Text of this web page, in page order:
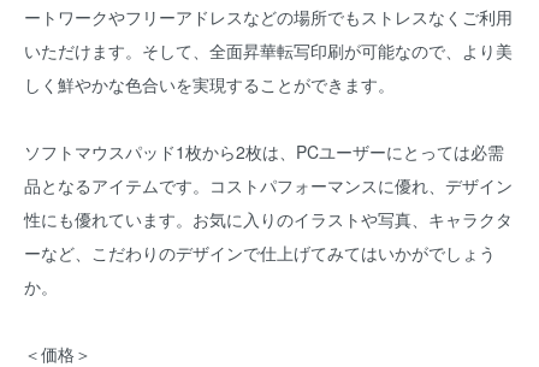
ートワークやフリーアドレスなどの場所でもストレスなくご利用
いただけます。そして、全面昇華転写印刷が可能なので、より美
しく鮮やかな色合いを実現することができます。
ソフトマウスパッド1枚から2枚は、PCユーザーにとっては必需
品となるアイテムです。コストパフォーマンスに優れ、デザイン
性にも優れています。お気に入りのイラストや写真、キャラクタ
ーなど、こだわりのデザインで仕上げてみてはいかがでしょう
か。
＜価格＞